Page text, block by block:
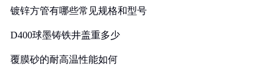
镀锌方管有哪些常见规格和型号
D400球墨铸铁井盖重多少
覆膜砂的耐高温性能如何